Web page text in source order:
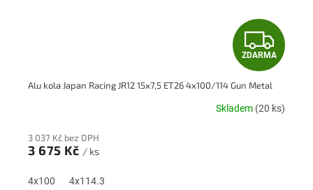
Z
D
A
ZDARMA
Alu kola Japan Racing JR12 15x7,5 ET26 4x100/114 Gun Metal
Skladem (20 ks)
3 037 Kč bez DPH
3 675 Kč / ks
4x100 4x114.3